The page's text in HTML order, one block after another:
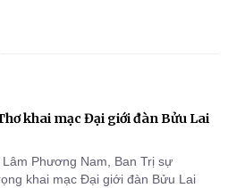
khai mạc Đại giới đàn Bửu Lai
Phương Nam, Ban Trị sự
khai mạc Đại giới đàn Bửu Lai